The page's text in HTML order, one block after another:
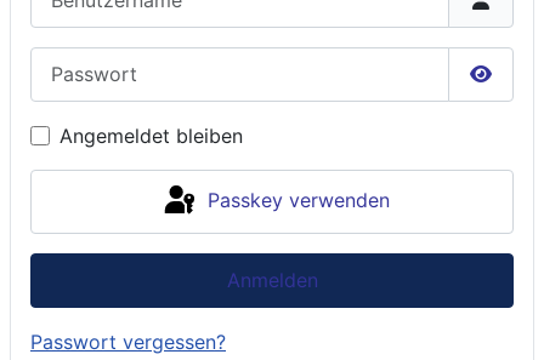
Angemeldet bleiben
Passkey verwenden
Anmelden
Passwort vergessen?